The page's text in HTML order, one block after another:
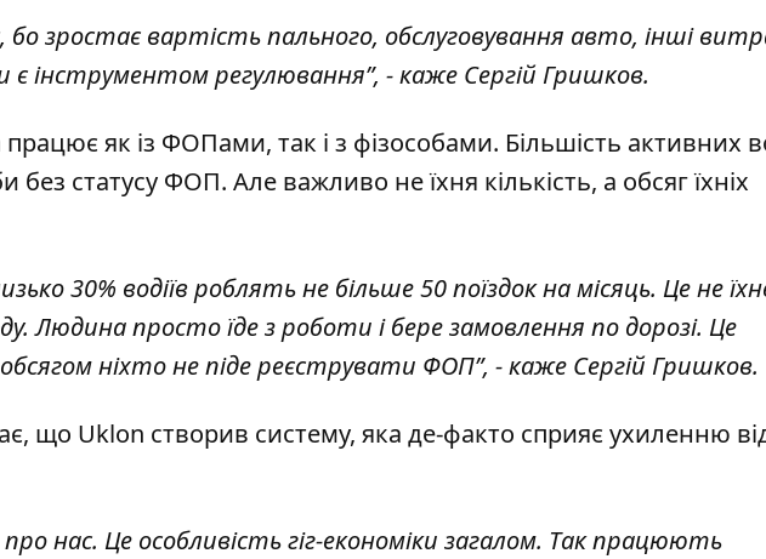
бо зростає вартість пального, обслуговування авто, інші
є інструментом регулювання”, - каже Сергій Гришков.
як із ФОПами, так і з фізособами. Більшість активних
без статусу ФОП. Але важливо не їхня кількість, а обсяг їхніх
30% водіїв роблять не більше 50 поїздок на місяць. Це не
Людина просто їде з роботи і бере замовлення по дорозі. Це
ніхто не піде реєструвати ФОП”, - каже Сергій Гришков.
що Uklon створив систему, яка де-факто сприяє ухиленню
нас. Це особливість гіг-економіки загалом. Так працюють